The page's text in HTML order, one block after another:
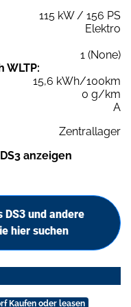
115 kW / 156 PS
Elektro
1 (None)
WLTP:
15,6 kWh/100km
0 g/km
A
Zentrallager
anzeigen
DS3 und andere
hier suchen
Kaufen oder leasen